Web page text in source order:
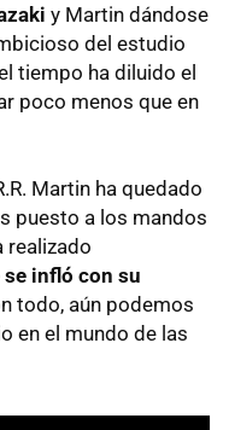
y Martin dándose
del estudio
tiempo ha diluido el
poco menos que en
Martin ha quedado
puesto a los mandos
realizado
infló con su
todo, aún podemos
en el mundo de las